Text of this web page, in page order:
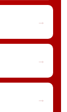
→
→
→